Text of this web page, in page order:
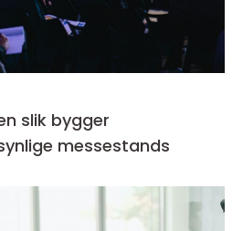
messestands